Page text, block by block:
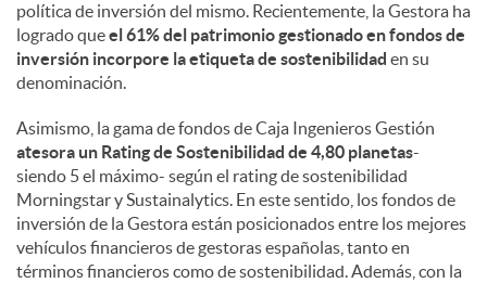
política de inversión del mismo. Recientemente, la Gestora ha
logrado queel 61% del patrimonio gestionado en fondos de
inversión incorpore la etiqueta de sostenibilidad en su
denominación.
Asimismo, la gama de fondos de Caja Ingenieros Gestión
atesora un Rating de Sostenibilidad de 4,80 planetas-
siendo 5 el máximo- según el rating de sostenibilidad
Morningstar y Sustainalytics. En este sentido, los fondos de
inversión de la Gestora están posicionados entre los mejores
vehículos financieros de gestoras españolas, tanto en
términos financieros como de sostenibilidad. Además, con la